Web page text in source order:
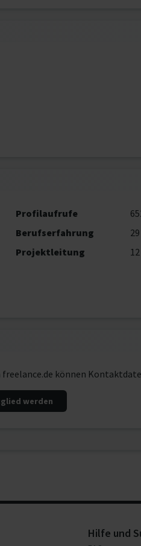
Profilaufrufe
Berufserfahrung
Projektleitung
können
werden
Hilfe und